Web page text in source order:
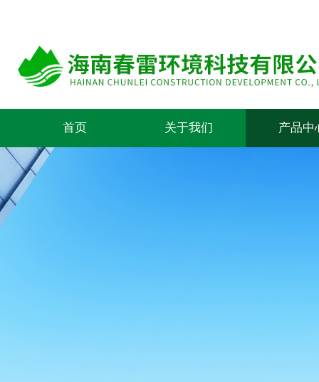
首页 关于我们 产品中